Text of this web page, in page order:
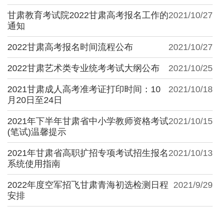
2021/10/27
甘肃教育考试院2022甘肃高考报名工作的
通知
2021/10/27
2022甘肃高考报名时间流程公布
2021/10/25
2022甘肃艺术类专业统考考试大纲公布
2021/10/18
2021甘肃成人高考准考证打印时间：10
月20日至24日
2021/10/15
2021年下半年甘肃省中小学教师资格考试
(笔试)温馨提示
2021/10/13
2021年甘肃省高职扩招专项考试招生报名
系统使用指南
2021/9/29
2022年度空军招飞甘肃青海初选检测日程
安排